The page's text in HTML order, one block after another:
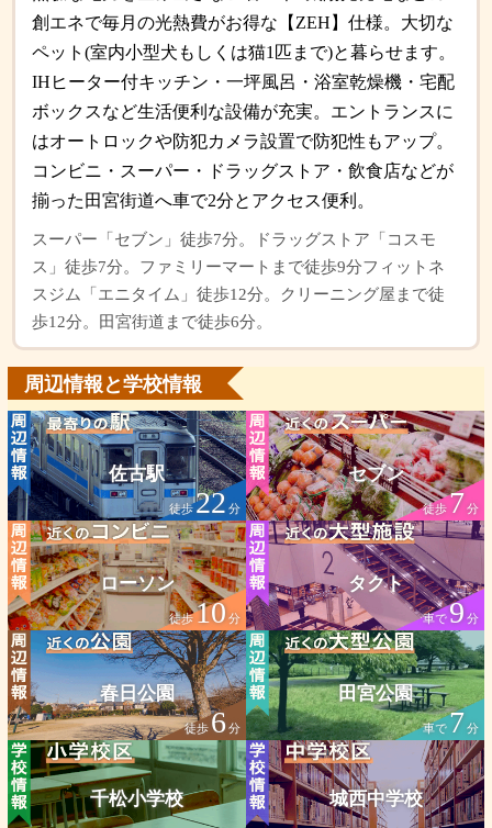
創エネで毎月の光熱費がお得な【ZEH】仕様。大切な
ペット(室内小型犬もしくは猫1匹まで)と暮らせます。
IHヒーター付キッチン・一坪風呂・浴室乾燥機・宅配
ボックスなど生活便利な設備が充実。エントランスに
はオートロックや防犯カメラ設置で防犯性もアップ。
コンビニ・スーパー・ドラッグストア・飲食店などが
揃った田宮街道へ車で2分とアクセス便利。
スーパー「セブン」徒歩7分。ドラッグストア「コスモ
ス」徒歩7分。ファミリーマートまで徒歩9分フィットネ
スジム「エニタイム」徒歩12分。クリーニング屋まで徒
歩12分。田宮街道まで徒歩6分。
周辺情報と学校情報
佐古駅
徒歩22 分
セブン
徒歩7分
ローソン
徒歩10分
タクト
車で9分
春日公園
徒歩6分
田宮公園
車で7分
千松小学校 城西中学校